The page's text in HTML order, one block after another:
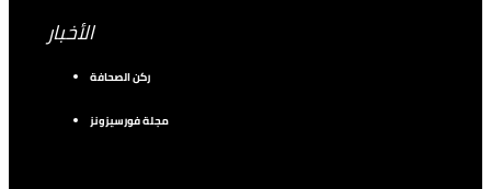
الأخبار
ركن الصحافة
مجلة فورسيزونز